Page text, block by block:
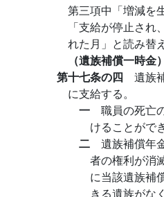
第三項中「増減を
「支給が停止され
れた月」と読み替
（遺族補償一時金）
第十七条の四 遺族
に支給する。
一 職員の死亡
けることがで
二 遺族補償年
者の権利が消
に当該遺族補
きる遺族がな